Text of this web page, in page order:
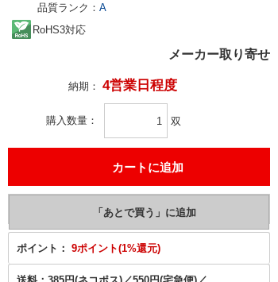
品質ランク： A
RoHS3対応
メーカー取り寄せ
納期： 4営業日程度
購入数量 双
ポイント： 9ポイント(1%還元)